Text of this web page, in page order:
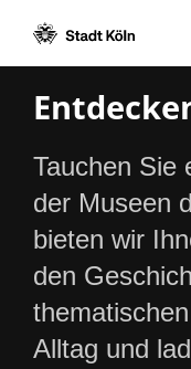
Tauchen Sie
der Museen
bieten wir
den
Alltag und